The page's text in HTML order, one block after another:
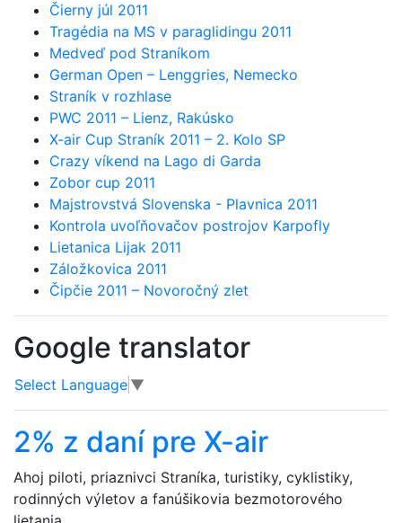
Čierny júl 2011
Tragédia na MS v paraglidingu 2011
Medveď pod Straníkom
German Open – Lenggries, Nemecko
Straník v rozhlase
PWC 2011 – Lienz, Rakúsko
X-air Cup Straník 2011 – 2. Kolo SP
Crazy víkend na Lago di Garda
Zobor cup 2011
Majstrovstvá Slovenska - Plavnica 2011
Kontrola uvoľňovačov postrojov Karpofly
Lietanica Lijak 2011
Záložkovica 2011
Čipčie 2011 – Novoročný zlet
Google translator
Select Language ▼
2% z daní pre X-air
Ahoj piloti, priaznivci Straníka, turistiky, cyklistiky,
rodinných výletov a fanúšikovia bezmotorového